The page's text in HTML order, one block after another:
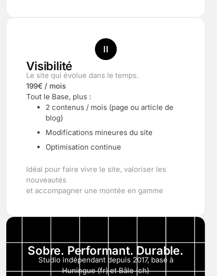
Visibilité
Le site qui évolue dans le temps.
199€ / mois
Tout le Base, plus :
2 contenus / mois (page ou article de
blog)
Modifications mineures du site
Optimisation continue
Idéal pour faire vivre le site, valoriser les
nouveautés
et accompagner une montée en gamme
Sobre. Performant. Durable.
Studio indépendant depuis 2017, basé à
Huningue (fr) et Bâle (ch)